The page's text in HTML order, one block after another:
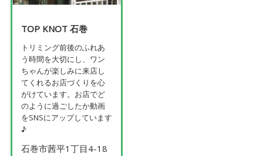
TOP KNOT 石巻
トリミング前後のふれあ
う時間を大切にし、ワン
ちゃんが楽しみに来店し
てくれるお店づくりを心
がけています。お店でど
のように過ごしたか動画
をSNSにアップしています
♪
石巻市茜平1丁目4-18